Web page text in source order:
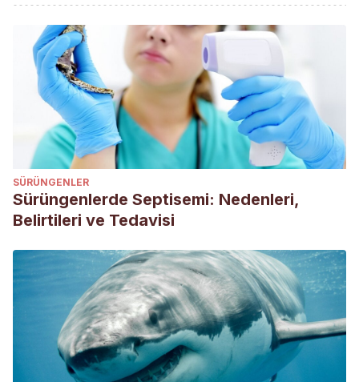
Hoy, R. R., Hahn, J., & Paul, R. C. (1977). Hybrid cricket
auditory behavior: evidence for genetic coupling in animal
communication.
Science,195
(4273), 82-84.
Pate, R. K. (2014). Hybrid animals-an interesting update.
Võikar, V., Kõks, S., Vasar, E., & Rauvala, H. (2001). Strain
and gender differences in the behavior of mouse lines
commonly used in transgenic studies.
Physiology &
behavior,72(1-2), 271-281.
Warren, D. C. (1927). Hybrid vigor in poultry.
Science
,
SÜRÜNGENLER
Sürüngenlerde Septisemi: Nedenleri,
Belirtileri ve Tedavisi